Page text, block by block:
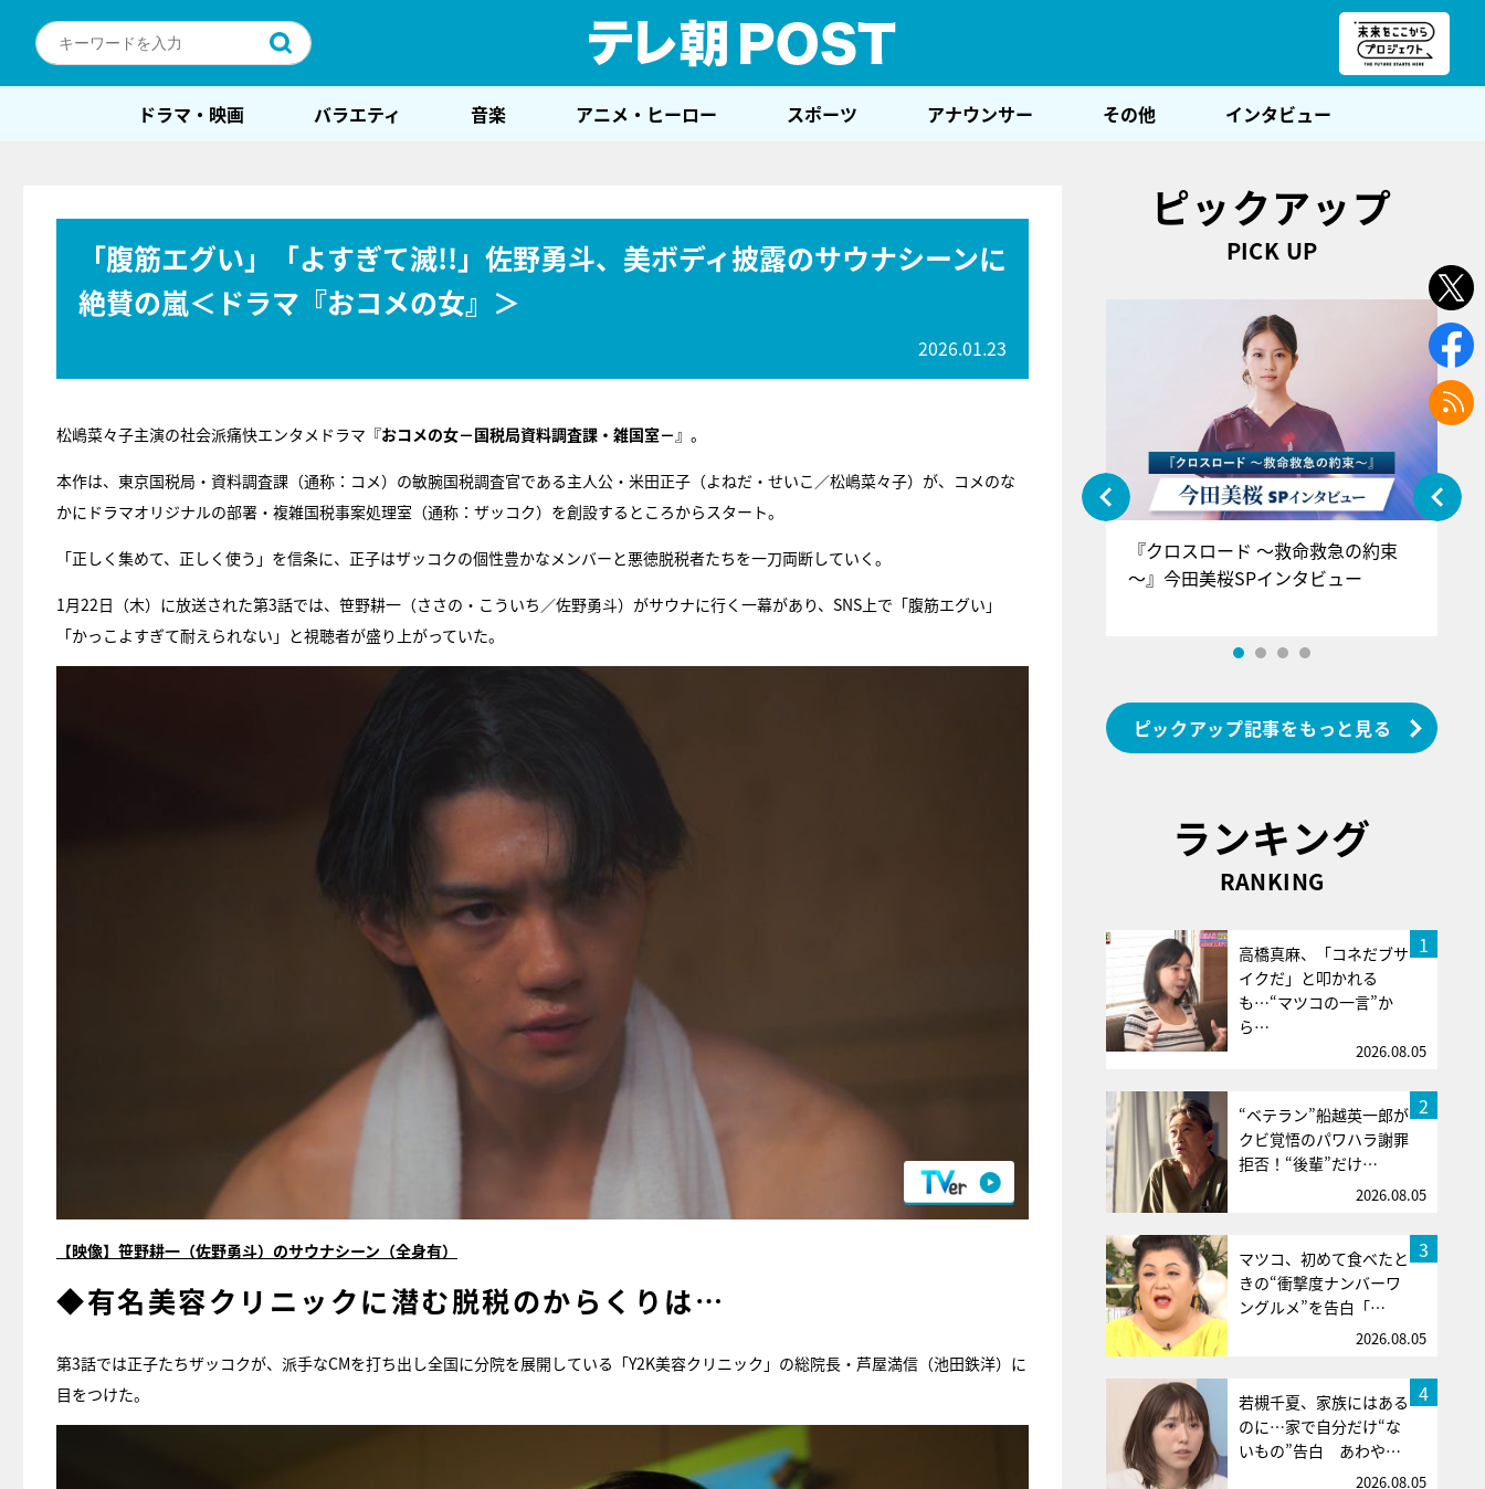
ドラマ・映画 バラエティ 音楽 アニメ・ヒーロー スポーツ アナウンサー その他 インタビュー
「腹筋エグい」「よすぎて滅!!」佐野勇斗、美ボディ披露のサウナシーンに
絶賛の嵐＜ドラマ『おコメの女』＞
2026.01.23
松嶋菜々子主演の社会派痛快エンタメドラマ『おコメの女－国税局資料調査課・雑国室－』。
本作は、東京国税局・資料調査課（通称：コメ）の敏腕国税調査官である主人公・米田正子（よねだ・せいこ／松嶋菜々子）が、コメのな
かにドラマオリジナルの部署・複雑国税事案処理室（通称：ザッコク）を創設するところからスタート。
「正しく集めて、正しく使う」を信条に、正子はザッコクの個性豊かなメンバーと悪徳脱税者たちを一刀両断していく。
1月22日（木）に放送された第3話では、笹野耕一（ささの・こういち／佐野勇斗）がサウナに行く一幕があり、SNS上で「腹筋エグい」
「かっこよすぎて耐えられない」と視聴者が盛り上がっていた。
【映像】笹野耕一（佐野勇斗）のサウナシーン（全身有）
◆有名美容クリニックに潜む脱税のからくりは…
第3話では正子たちザッコクが、派手なCMを打ち出し全国に分院を展開している「Y2K美容クリニック」の総院長・芦屋満信（池田鉄洋）に
目をつけた。
ピックアップ
PICK UP
『アイ＝ラブ！げーみんぐ』＝LOV
ビュー
『クロスロード ～救命救急の約束
～』今田美桜SPインタビュー
ピックアップ記事をもっと見る
ランキング
RANKING
1
高橋真麻、「コネだブサ
イクだ」と叩かれる
も…“マツコの一言”か
ら…
2026.08.05
2
“ベテラン”船越英一郎が
クビ覚悟のパワハラ謝罪
拒否！“後輩”だけ…
2026.08.05
3
マツコ、初めて食べたと
きの“衝撃度ナンバーワ
ングルメ”を告白「…
2026.08.05
4
若槻千夏、家族にはある
のに…家で自分だけ“な
いもの”告白 あわや…
2026.08.05